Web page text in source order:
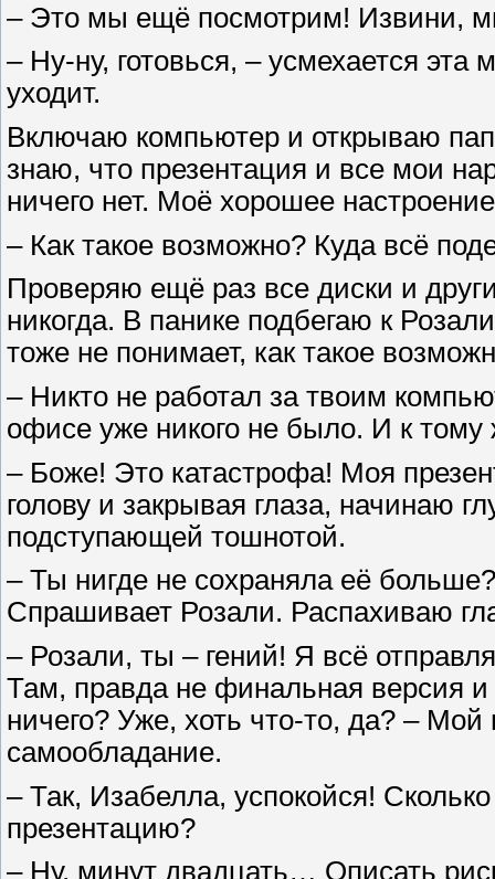
– Это мы ещё посмотрим! Извини,
– Ну-ну, готовься, – усмехается эта
уходит.
Включаю компьютер и открываю
знаю, что презентация и все мои
ничего нет. Моё хорошее
– Как такое возможно? Куда всё
Проверяю ещё раз все диски и
никогда. В панике подбегаю к
тоже не понимает, как такое
– Никто не работал за твоим
офисе уже никого не было. И к тому
– Боже! Это катастрофа! Моя
голову и закрывая глаза, начинаю
подступающей тошнотой.
– Ты нигде не сохраняла её
Спрашивает Розали. Распахиваю
– Розали, ты – гений! Я всё
Там, правда не финальная версия
ничего? Уже, хоть что-то, да? – Мой
самообладание.
– Так, Изабелла, успокойся!
презентацию?
– Ну, минут двадцать… Описать